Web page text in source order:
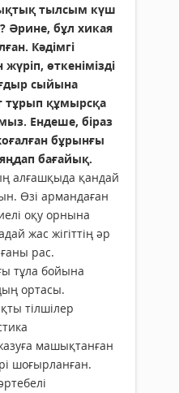
тылсым күш
Әрине, бұл хикая
Кәдімгі
өткенімізді
сыйына
тұрып құмырсқа
Ендеше, біраз
бұрынғы
бағайық.
алғашқыда қандай
Өзі армандаған
оқу орнына
жас жігіттің әр
рас.
тұла бойына
ортасы.
тілшілер
машықтанған
шоғырланған.